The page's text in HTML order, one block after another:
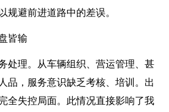
规避前进道路中的差误。
皆输
处理。从车辆组织、营运管理、甚
品，服务意识缺乏考核、培训。出
全失控局面。此情况直接影响了我